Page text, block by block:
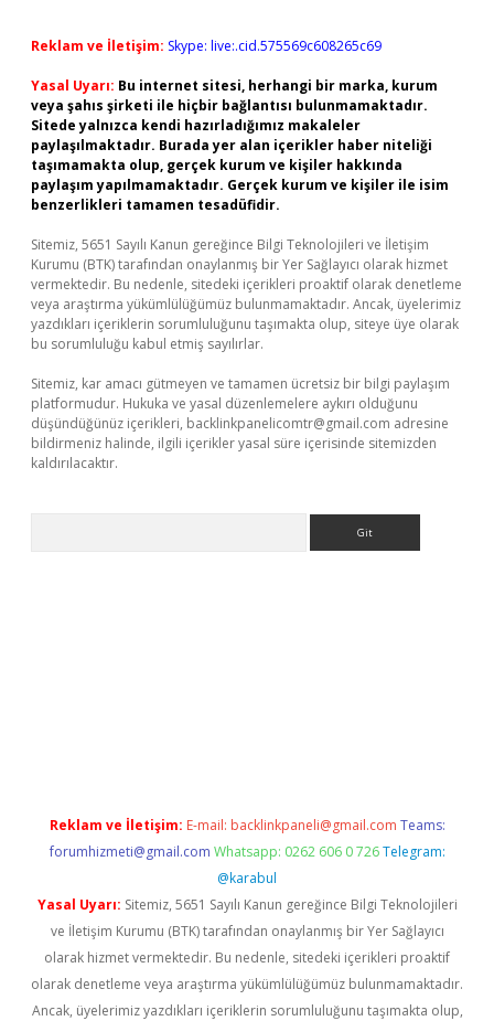
Reklam ve İletişim: Skype: live:.cid.575569c608265c69
Yasal Uyarı: Bu internet sitesi, herhangi bir marka, kurum
veya şahıs şirketi ile hiçbir bağlantısı bulunmamaktadır.
Sitede yalnızca kendi hazırladığımız makaleler
paylaşılmaktadır. Burada yer alan içerikler haber niteliği
taşımamakta olup, gerçek kurum ve kişiler hakkında
paylaşım yapılmamaktadır. Gerçek kurum ve kişiler ile isim
benzerlikleri tamamen tesadüfidir.
Sitemiz, 5651 Sayılı Kanun gereğince Bilgi Teknolojileri ve İletişim
Kurumu (BTK) tarafından onaylanmış bir Yer Sağlayıcı olarak hizmet
vermektedir. Bu nedenle, sitedeki içerikleri proaktif olarak denetleme
veya araştırma yükümlülüğümüz bulunmamaktadır. Ancak, üyelerimiz
yazdıkları içeriklerin sorumluluğunu taşımakta olup, siteye üye olarak
bu sorumluluğu kabul etmiş sayılırlar.
Sitemiz, kar amacı gütmeyen ve tamamen ücretsiz bir bilgi paylaşım
platformudur. Hukuka ve yasal düzenlemelere aykırı olduğunu
düşündüğünüz içerikleri, backlinkpanelicomtr@gmail.com adresine
bildirmeniz halinde, ilgili içerikler yasal süre içerisinde sitemizden
kaldırılacaktır.
Reklam ve İletişim: E-mail: backlinkpaneli@gmail.com Teams:
forumhizmeti@gmail.com Whatsapp: 0262 606 0 726 Telegram:
@karabul
Yasal Uyarı: Sitemiz, 5651 Sayılı Kanun gereğince Bilgi Teknolojileri
ve İletişim Kurumu (BTK) tarafından onaylanmış bir Yer Sağlayıcı
olarak hizmet vermektedir. Bu nedenle, sitedeki içerikleri proaktif
olarak denetleme veya araştırma yükümlülüğümüz bulunmamaktadır.
Ancak, üyelerimiz yazdıkları içeriklerin sorumluluğunu taşımakta olup,